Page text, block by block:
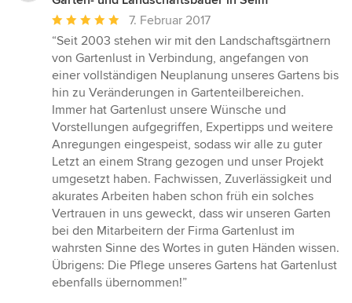
Durchschnittliche
Bewertung:
5
von
5
Sternen
7. Februar 2017
“Seit 2003 stehen wir mit den Landschaftsgärtnern
von Gartenlust in Verbindung, angefangen von
einer vollständigen Neuplanung unseres Gartens bis
hin zu Veränderungen in Gartenteilbereichen.
Immer hat Gartenlust unsere Wünsche und
Vorstellungen aufgegriffen, Expertipps und weitere
Anregungen eingespeist, sodass wir alle zu guter
Letzt an einem Strang gezogen und unser Projekt
umgesetzt haben. Fachwissen, Zuverlässigkeit und
akurates Arbeiten haben schon früh ein solches
Vertrauen in uns geweckt, dass wir unseren Garten
bei den Mitarbeitern der Firma Gartenlust im
wahrsten Sinne des Wortes in guten Händen wissen.
Übrigens: Die Pflege unseres Gartens hat Gartenlust
ebenfalls übernommen!”